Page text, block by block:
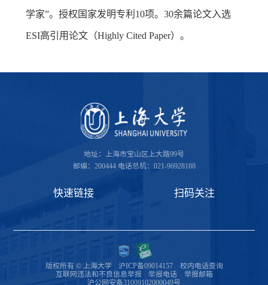
学家”。授权国家发明专利10项。30余篇论文入选
ESI高引用论文（Highly Cited Paper）。
地址：上海市宝山区上大路99号
邮编：200444 电话总机：021-96928188
快速链接 扫码关注
版权所有 © 上海大学 沪ICP备09014157
校内电话查询
互联网违法和不良信息举报
举报电话
举报邮箱
沪公网安备31009102000049号